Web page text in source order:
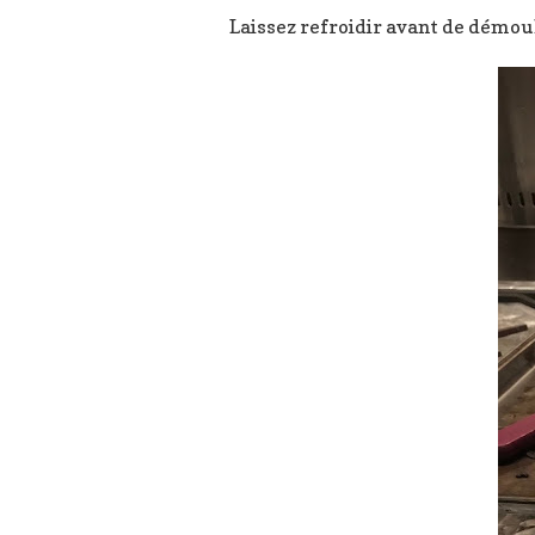
Laissez refroidir avant de